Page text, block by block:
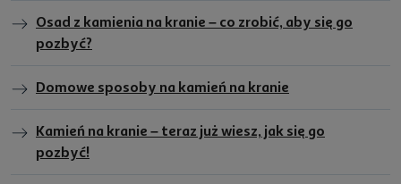
Osad z kamienia na kranie – co zrobić, aby się go
pozbyć?
Domowe sposoby na kamień na kranie
Kamień na kranie – teraz już wiesz, jak się go
pozbyć!